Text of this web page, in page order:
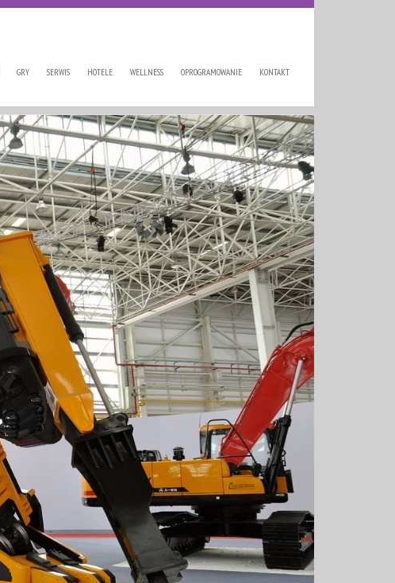
GRY SERWIS HOTELE WELLNESS OPROGRAMOWANIE KONTAKT